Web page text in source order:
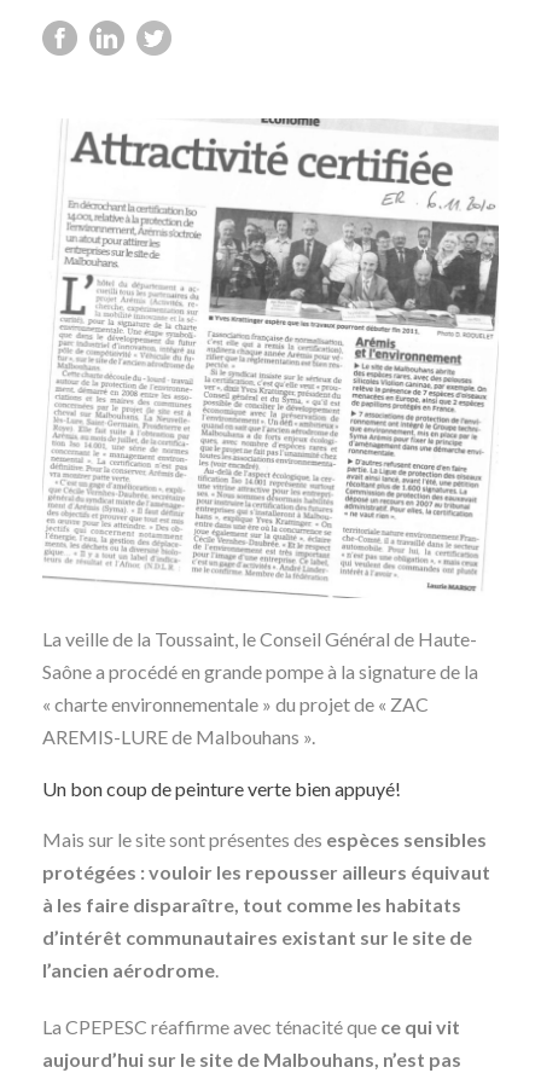
La veille de la Toussaint, le Conseil Général de Haute-
Saône a procédé en grande pompe à la signature de la
« charte environnementale » du projet de « ZAC
AREMIS-LURE de Malbouhans ».
Un bon coup de peinture verte bien appuyé!
Mais sur le site sont présentes des espèces sensibles
protégées : vouloir les repousser ailleurs équivaut
à les faire disparaître, tout comme les habitats
d’intérêt communautaires existant sur le site de
l’ancien aérodrome.
La CPEPESC réaffirme avec ténacité que ce qui vit
aujourd’hui sur le site de Malbouhans, n’est pas